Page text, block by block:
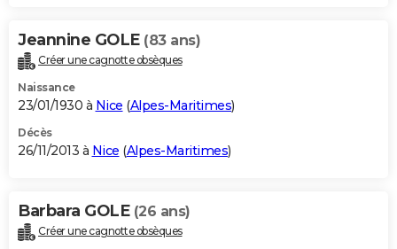
Jeannine GOLE (83 ans)
Créer une cagnotte obsèques
Naissance
23/01/1930 à Nice (Alpes-Maritimes)
Décès
26/11/2013 à Nice (Alpes-Maritimes)
Barbara GOLE (26 ans)
Créer une cagnotte obsèques